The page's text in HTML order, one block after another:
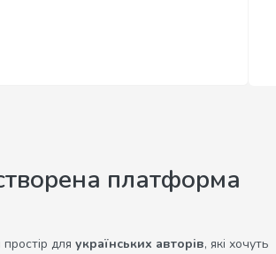
платформа
для українських авторів, які хочуть